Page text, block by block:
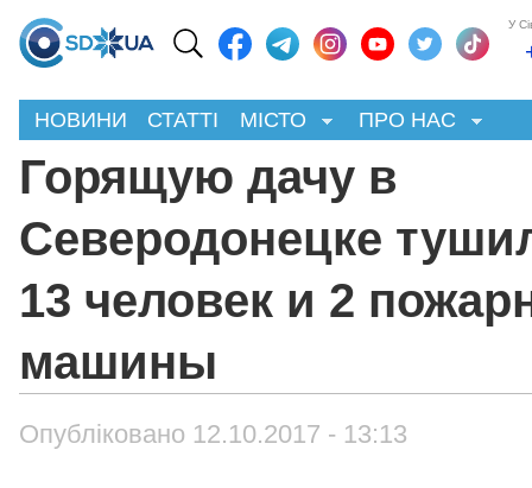
У
НОВИНИ СТАТТІ МІСТО ПРО НАС
Горящую дачу в
Северодонецке
13 человек и 2
машины
Опубліковано 12.10.2017 - 13:13